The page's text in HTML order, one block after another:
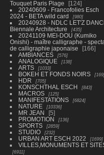
Touquet Paris Plage
124
20240609 - Francofolies Esch
2024 - BETA wild card
980
20240928 - NDLC LET'Z
Biennale Architecture
435
20241109 MEI-DOU (Kumiko
Onishi) - maître calligraphe -
de calligraphie japonaise
166
AMBIANCES
576
ANALOGIQUE 138
ARTS 1033
BOKEH ET FONDS NOIRS 169
HDR 705
KONSCHTHAL ESCH 843
MACROS 125
MANIFESTATIONS 6824
NATURE 10336
MR JEAN
5
PROMOTION
136
SPORTS 2859
STUDIO 232
URBAN ART ESCH 2022 1699
VILLES,MONUMENTS ET
6911